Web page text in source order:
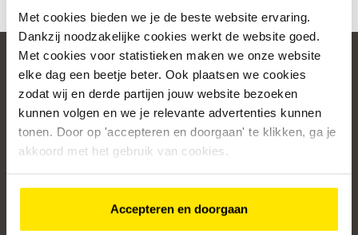
Met cookies bieden we je de beste website ervaring.
Dankzij noodzakelijke cookies werkt de website goed.
Met cookies voor statistieken maken we onze website
elke dag een beetje beter. Ook plaatsen we cookies
zodat wij en derde partijen jouw website bezoeken
kunnen volgen en we je relevante advertenties kunnen
tonen. Door op 'accepteren en doorgaan' te klikken, ga je
akkoord met het gebruik van cookies.
Accepteren en doorgaan
Populaire categorieën
Onze service
Klantenservice